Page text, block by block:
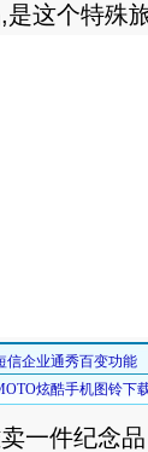
是这个特殊
一件纪念品